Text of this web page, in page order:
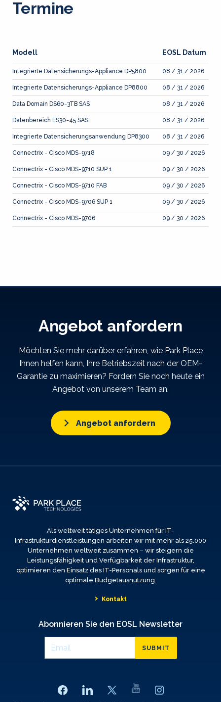
Termine
Modell EOSL Datum
Integrierte Datensicherungs-Appliance DP5800 08 / 31 / 2026
Integrierte Datensicherungs-Appliance DP8800 08 / 31 / 2026
Data Domain DS60-3TB SAS 08 / 31 / 2026
Datenbereich ES30-45 SAS 08 / 31 / 2026
Integrierte Datensicherungsanwendung DP8300 08 / 31 / 2026
Connectrix - Cisco MDS-9718 09 / 30 / 2026
Connectrix - Cisco MDS-9710 SUP 1 09 / 30 / 2026
Connectrix - Cisco MDS-9710 FAB 09 / 30 / 2026
Connectrix - Cisco MDS-9706 SUP 1 09 / 30 / 2026
Connectrix - Cisco MDS-9706 09 / 30 / 2026
Angebot anfordern
Möchten Sie mehr darüber erfahren, wie Park Place
Ihnen helfen kann, Ihre Betriebszeit nach der OEM-
Garantie zu maximieren? Fordern Sie noch heute ein
Angebot von unserem Team an.
Angebot anfordern
Als weltweit tätiges Unternehmen für IT-
Infrastrukturdienstleistungen arbeiten wir mit mehr als 25.000
Unternehmen weltweit zusammen – wir steigern die
Leistungsfähigkeit und Verfügbarkeit der Infrastruktur,
optimieren den Einsatz des IT-Personals und sorgen für eine
optimale Budgetausnutzung.
Kontakt
Abonnieren Sie den EOSL Newsletter
SUBMIT